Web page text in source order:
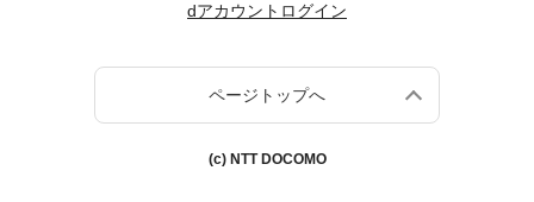
dアカウントログイン
ページトップへ
(c) NTT DOCOMO